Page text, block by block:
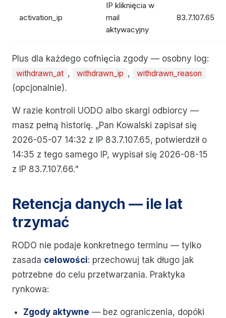
activation_ip
IP kliknięcia w
mail
aktywacyjny
83.7.107.65
Plus dla każdego cofnięcia zgody — osobny log:
withdrawn_at , withdrawn_ip , withdrawn_reason
(opcjonalnie).
W razie kontroli UODO albo skargi odbiorcy —
masz pełną historię. „Pan Kowalski zapisał się
2026-05-07 14:32 z IP 83.7.107.65, potwierdził o
14:35 z tego samego IP, wypisał się 2026-08-15
z IP 83.7.107.66."
Retencja danych — ile lat
trzymać
RODO nie podaje konkretnego terminu — tylko
zasada celowości: przechowuj tak długo jak
potrzebne do celu przetwarzania. Praktyka
rynkowa:
Zgody aktywne — bez ograniczenia, dopóki